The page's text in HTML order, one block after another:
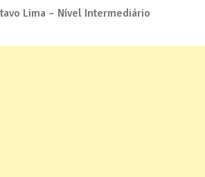
Lima – Nível Intermediário